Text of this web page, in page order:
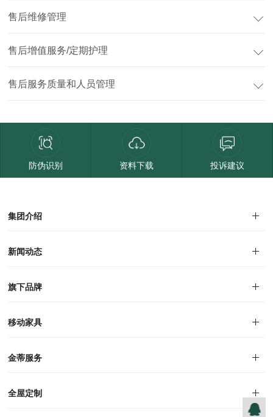
售后维修管理
售后增值服务/定期护理
售后服务质量和人员管理
防伪识别 资料下载 投诉建议
集团介绍
集团介绍
企业文化
人才招聘
商学院
VR全景展厅
董事长介绍
新闻动态
旗下品牌
品牌文化
荣誉资质
产品专利
电子画册
移动家具
迪尚
西瑞
洛斯
里奥
洛卡
美舍
新古典
纯美
金蒂服务
售后服务
防伪识别
投诉建议
全屋定制